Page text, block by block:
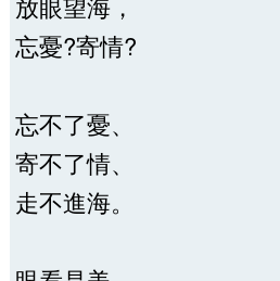
忘憂?寄情?
忘不了憂、
寄不了情、
走不進海。